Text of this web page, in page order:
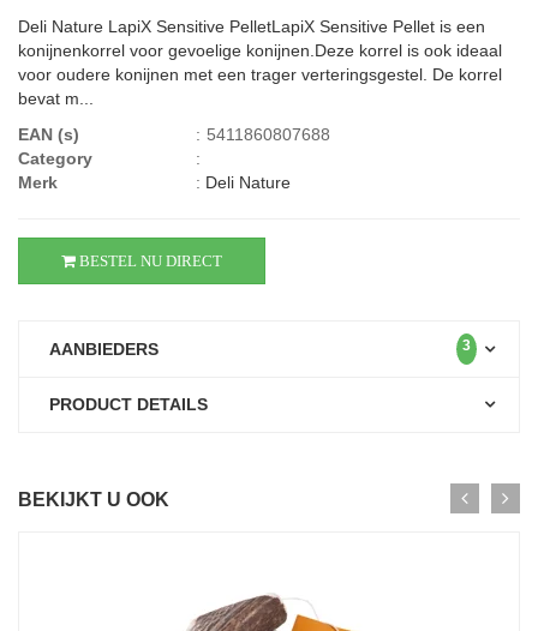
Deli Nature LapiX Sensitive PelletLapiX Sensitive Pellet is een
konijnenkorrel voor gevoelige konijnen.Deze korrel is ook ideaal
voor oudere konijnen met een trager verteringsgestel. De korrel
bevat m...
EAN (s)
: 5411860807688
Category
:
Merk
: Deli Nature
BESTEL NU DIRECT
AANBIEDERS 3
PRODUCT DETAILS
BEKIJKT U OOK